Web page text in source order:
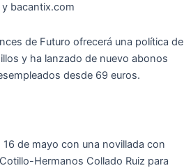
bacantix.com
de Futuro ofrecerá una política de
y ha lanzado de nuevo abonos
desde 69 euros.
de mayo con una novillada con
Hermanos Collado Ruiz para